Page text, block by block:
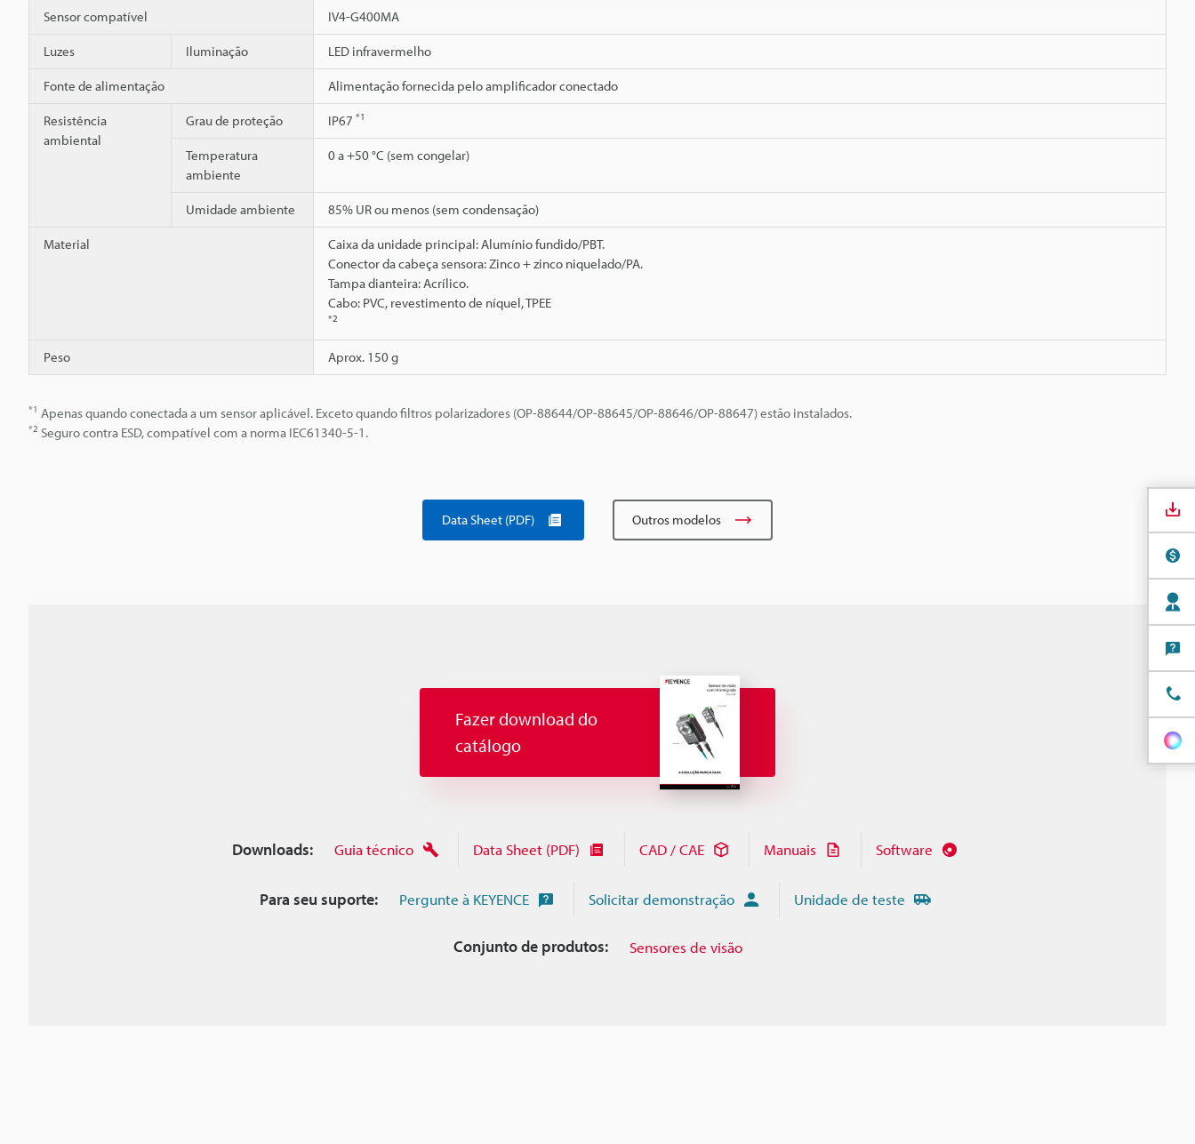
Sensor compatível IV4-G400MA
Luzes Iluminação LED infravermelho
Fonte de alimentação Alimentação fornecida pelo amplificador conectado
Resistência
ambiental
Grau de proteção IP67 *1
Temperatura
ambiente
0 a +50 °C (sem congelar)
Umidade ambiente 85% UR ou menos (sem condensação)
Material
Caixa da unidade principal: Alumínio fundido/PBT.
Conector da cabeça sensora: Zinco + zinco niquelado/PA.
Tampa dianteira: Acrílico.
Cabo: PVC, revestimento de níquel, TPEE
*2
Peso Aprox. 150 g
*1 Apenas quando conectada a um sensor aplicável. Exceto quando filtros polarizadores (OP-88644/OP-88645/OP-88646/OP-88647) estão instalados.
*2 Seguro contra ESD, compatível com a norma IEC61340-5-1.
Data Sheet (PDF) Outros modelos
Fazer download do
catálogo
Downloads: Guia técnico Data Sheet (PDF) CAD / CAE Manuais Software
Para seu suporte: Pergunte à KEYENCE Solicitar demonstração Unidade de teste
Conjunto de produtos: Sensores de visão